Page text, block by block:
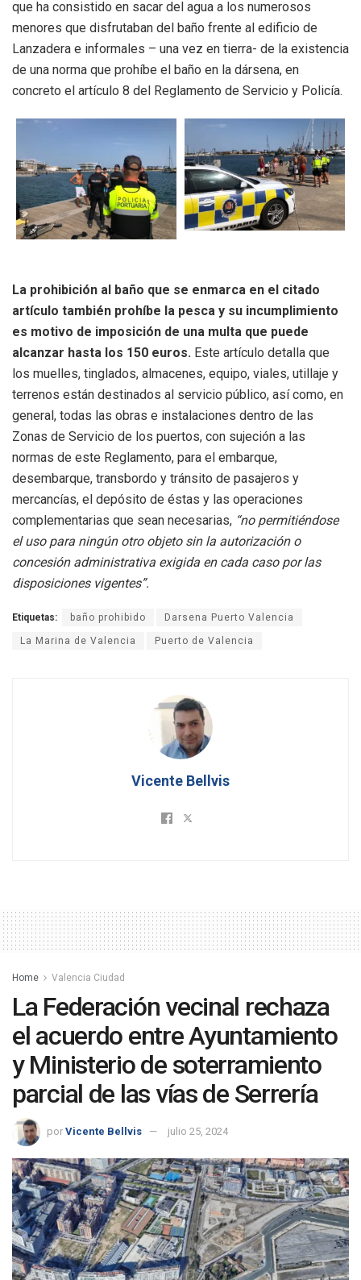
que ha consistido en sacar del agua a los numerosos
menores que disfrutaban del baño frente al edificio de
Lanzadera e informales – una vez en tierra- de la existencia
de una norma que prohíbe el baño en la dársena, en
concreto el artículo 8 del Reglamento de Servicio y Policía.
La prohibición al baño que se enmarca en el citado
artículo también prohíbe la pesca y su incumplimiento
es motivo de imposición de una multa que puede
alcanzar hasta los 150 euros. Este artículo detalla que
los muelles, tinglados, almacenes, equipo, viales, utillaje y
terrenos están destinados al servicio público, así como, en
general, todas las obras e instalaciones dentro de las
Zonas de Servicio de los puertos, con sujeción a las
normas de este Reglamento, para el embarque,
desembarque, transbordo y tránsito de pasajeros y
mercancías, el depósito de éstas y las operaciones
complementarias que sean necesarias, “no permitiéndose
el uso para ningún otro objeto sin la autorización o
concesión administrativa exigida en cada caso por las
disposiciones vigentes”.
Etiquetas: baño prohibido Darsena Puerto Valencia
La Marina de Valencia Puerto de Valencia
Vicente Bellvis
Home Valencia Ciudad
La Federación vecinal rechaza
el acuerdo entre Ayuntamiento
y Ministerio de soterramiento
parcial de las vías de Serrería
por Vicente Bellvis julio 25, 2024